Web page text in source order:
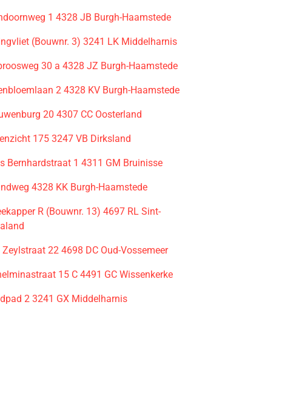
1 4328 JB Burgh-Haamstede
(Bouwnr. 3) 3241 LK Middelharnis
30 a 4328 JZ Burgh-Haamstede
2 4328 KV Burgh-Haamstede
20 4307 CC Oosterland
175 3247 VB Dirksland
Bernhardstraat 1 4311 GM Bruinisse
4328 KK Burgh-Haamstede
R (Bouwnr. 13) 4697 RL Sint-
Zeylstraat 22 4698 DC Oud-Vossemeer
15 C 4491 GC Wissenkerke
2 3241 GX Middelharnis